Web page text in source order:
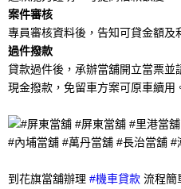
案件審核
專員審核資料後，告知可貸金額及
過件撥款
貸款過件後，承辦當舖開立當票
現金撥款，免留車方案可原車續用
到花旗當舖辦理 #機車貸款 流程簡